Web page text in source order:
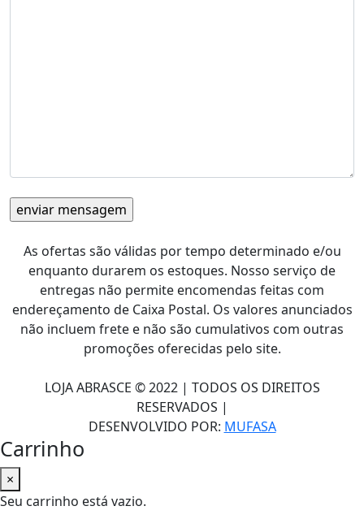
As ofertas são válidas por tempo determinado e/ou
enquanto durarem os estoques. Nosso serviço de
entregas não permite encomendas feitas com
endereçamento de Caixa Postal. Os valores anunciados
não incluem frete e não são cumulativos com outras
promoções oferecidas pelo site.
LOJA ABRASCE © 2022 | TODOS OS DIREITOS
RESERVADOS |
DESENVOLVIDO POR: MUFASA
Carrinho
×
Seu carrinho está vazio.